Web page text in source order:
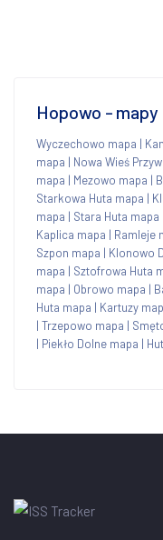
Hopowo -
Wyczechowo mapa |
mapa | Nowa Wieś
mapa | Mezowo mapa |
Starkowa Huta mapa |
mapa | Stara Huta mapa
Kaplica mapa | Ramleje
Szpon mapa | Klonowo
mapa | Sztofrowa Huta
mapa | Obrowo mapa |
Huta mapa | Kartuzy
| Trzepowo mapa |
| Piekło Dolne mapa |